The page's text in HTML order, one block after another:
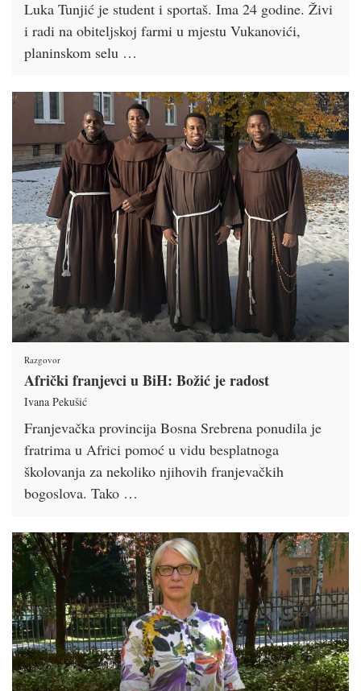
Luka Tunjić je student i sportaš. Ima 24 godine. Živi
i radi na obiteljskoj farmi u mjestu Vukanovići,
planinskom selu …
Razgovor
Afrički franjevci u BiH: Božić je radost
Ivana Pekušić
Franjevačka provincija Bosna Srebrena ponudila je
fratrima u Africi pomoć u vidu besplatnoga
školovanja za nekoliko njihovih franjevačkih
bogoslova. Tako …